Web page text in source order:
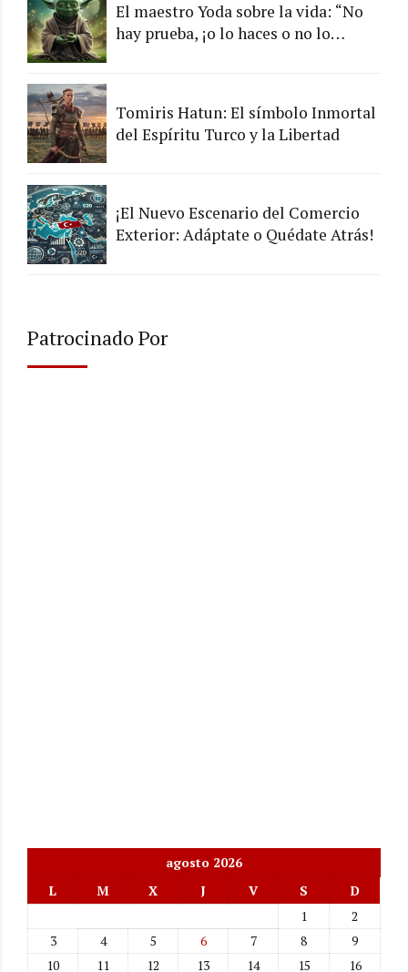
El maestro Yoda sobre la vida: “No
hay prueba, ¡o lo haces o no lo
Tomiris Hatun: El símbolo Inmortal
del Espíritu Turco y la Libertad
¡El Nuevo Escenario del Comercio
Exterior: Adáptate o Quédate Atrás!
Patrocinado Por
agosto 2026
L
M X J V S
D
1
2
3
4 5 6 7 8
9
10
11 12 13 14 15 16